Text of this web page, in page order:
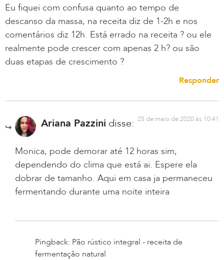
Eu fiquei com confusa quanto ao tempo de
descanso da massa, na receita diz de 1-2h e nos
comentários diz 12h. Está errado na receita ? ou ele
realmente pode crescer com apenas 2 h? ou são
duas etapas de crescimento ?
Responder
Ariana Pazzini disse: 25 de maio de 2020 às 10:41
Monica, pode demorar até 12 horas sim,
dependendo do clima que está ai. Espere ela
dobrar de tamanho. Aqui em casa ja permaneceu
fermentando durante uma noite inteira
Pingback: Pão rústico integral - receita de
fermentação natural